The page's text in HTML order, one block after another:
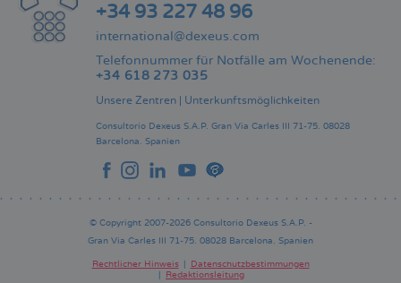
+34 93 227 48 96
international@dexeus.com
Telefonnummer für Notfälle am Wochenende:
+34 618 273 035
Unsere Zentren Unterkunftsmöglichkeiten
Consultorio Dexeus S.A.P. Gran Via Carles III 71-75. 08028
Barcelona. Spanien
© Copyright 2007-2026 Consultorio Dexeus S.A.P. -
Gran Via Carles III 71-75. 08028 Barcelona. Spanien
Rechtlicher Hinweis
Datenschutzbestimmungen
Redaktionsleitung